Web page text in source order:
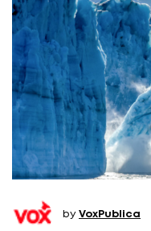
by VoxPublica